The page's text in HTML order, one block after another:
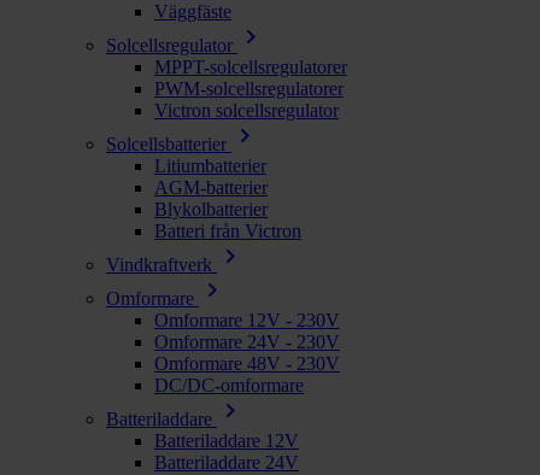
Väggfäste
Solcellsregulator
chevron_right
MPPT-solcellsregulatorer
PWM-solcellsregulatorer
Victron solcellsregulator
Solcellsbatterier
chevron_right
Litiumbatterier
AGM-batterier
Blykolbatterier
Batteri från Victron
Vindkraftverk
chevron_right
Omformare chevron_right
Omformare 12V - 230V
Omformare 24V - 230V
Omformare 48V - 230V
DC/DC-omformare
Batteriladdare
chevron_right
Batteriladdare 12V
Batteriladdare 24V